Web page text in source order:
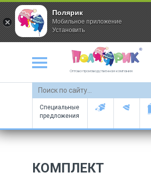
Оптово-производственная компания
Специальные
предложения
КОМПЛЕКТ
Полярик
Мобильное приложение
Установить